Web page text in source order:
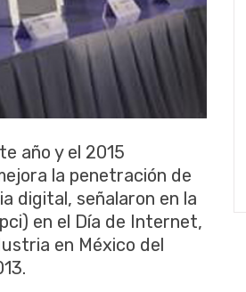
año y el 2015
la penetración de
digital, señalaron en la
en el Día de Internet,
en México del